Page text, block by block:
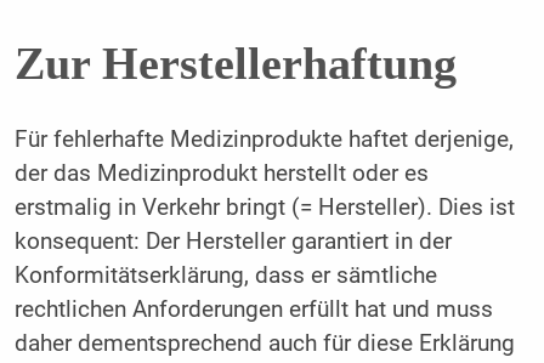
Zur Herstellerhaftung
Für fehlerhafte Medizinprodukte haftet derjenige,
der das Medizinprodukt herstellt oder es
erstmalig in Verkehr bringt (= Hersteller). Dies ist
konsequent: Der Hersteller garantiert in der
Konformitätserklärung, dass er sämtliche
rechtlichen Anforderungen erfüllt hat und muss
daher dementsprechend auch für diese Erklärung